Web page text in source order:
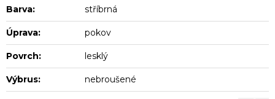
Barva: stříbrná
Úprava: pokov
Povrch: lesklý
Výbrus: nebroušené